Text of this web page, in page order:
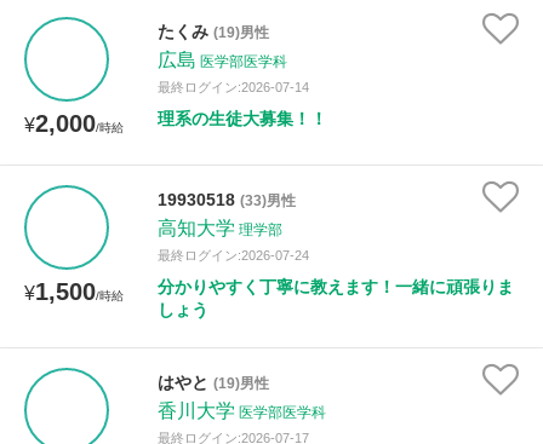
¥2,000/時給
たくみ (19)男性
広島 医学部医学科
最終ログイン:2026-07-14
理系の生徒大募集！！
¥1,500/時給
19930518 (33)男性
高知大学 理学部
最終ログイン:2026-07-24
分かりやすく丁寧に教えます！一緒に頑張りま
しょう
はやと (19)男性
香川大学 医学部医学科
最終ログイン:2026-07-17